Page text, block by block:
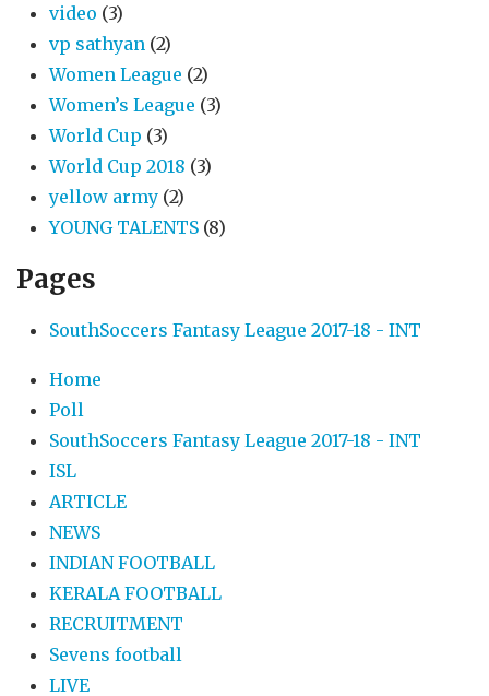
video (3)
vp sathyan (2)
Women League (2)
Women’s League (3)
World Cup (3)
World Cup 2018 (3)
yellow army (2)
YOUNG TALENTS (8)
Pages
SouthSoccers Fantasy League 2017-18 - INT
Home
Poll
SouthSoccers Fantasy League 2017-18 - INT
ISL
ARTICLE
NEWS
INDIAN FOOTBALL
KERALA FOOTBALL
RECRUITMENT
Sevens football
LIVE